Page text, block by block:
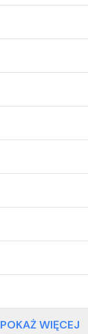
POKAŻ WIĘCEJ